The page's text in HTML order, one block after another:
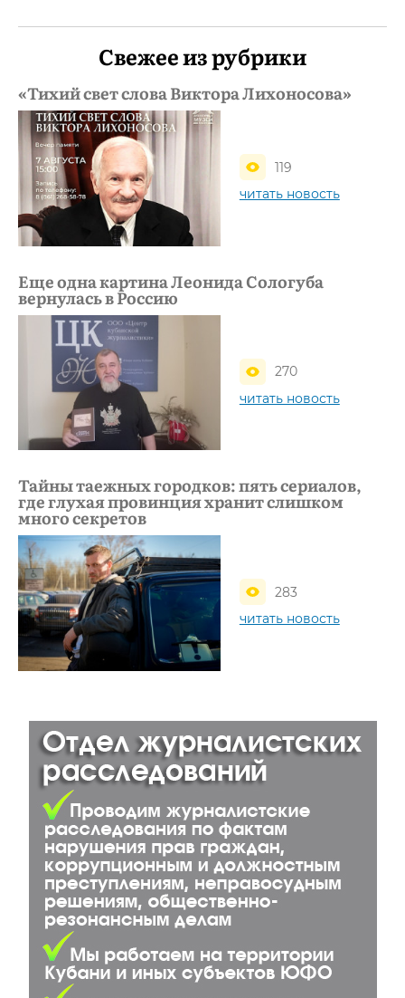
Свежее из рубрики
«Тихий свет слова Виктора Лихоносова»
119
читать новость
Еще одна картина Леонида Сологуба
вернулась в Россию
270
читать новость
Тайны таежных городков: пять сериалов,
где глухая провинция хранит слишком
много секретов
283
читать новость